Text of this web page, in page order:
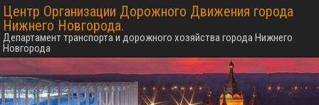
Центр Организации Дорожного Движения города
Нижнего Новгорода.
Департамент транспорта и дорожного хозяйства города Нижнего
Новгорода